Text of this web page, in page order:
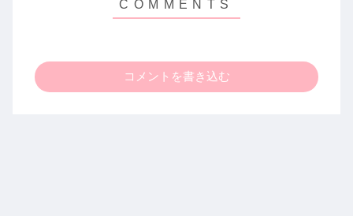
コメントを書き込む